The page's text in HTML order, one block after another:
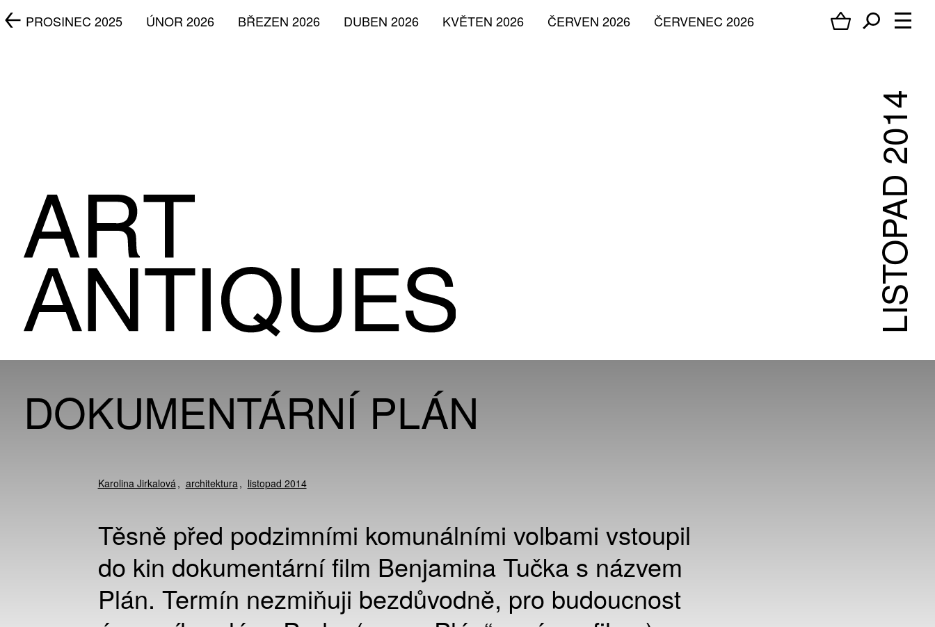
ČERVENEC 2026
ČERVEN 2026
KVĚTEN 2026
DUBEN 2026
BŘEZEN 2026
ÚNOR 2026
PROSINEC 2025
LISTOPAD 2014
DOKUMENTÁRNÍ PLÁN
Karolina Jirkalová architektura listopad 2014
Těsně před podzimními komunálními volbami vstoupil
do kin dokumentární film Benjamina Tučka s názvem
Plán. Termín nezmiňuji bezdůvodně, pro budoucnost